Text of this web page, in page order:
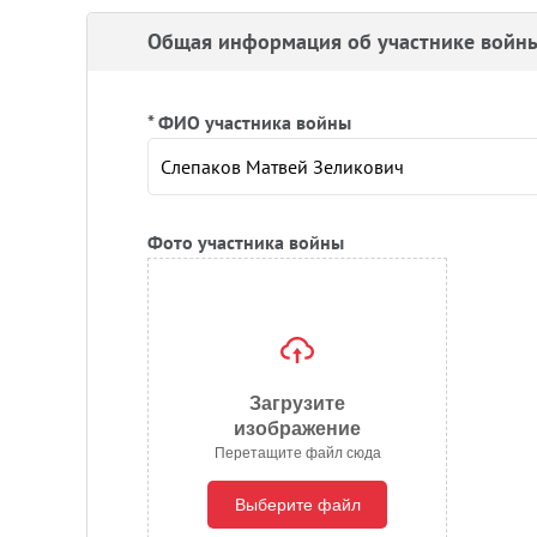
Общая информация об участнике
* ФИО участника войны
Фото участника войны
Загрузите
изображение
Перетащите файл сюда